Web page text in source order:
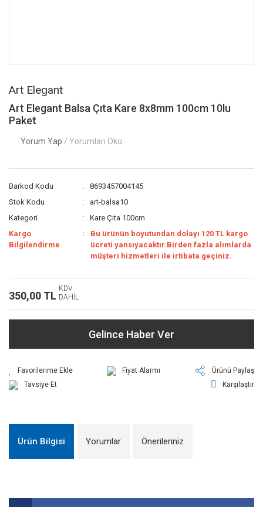
Art Elegant
Art Elegant Balsa Çıta Kare 8x8mm 100cm 10lu
Paket
Yorum Yap / Yorumları Oku
Barkod Kodu
8693457004145
Stok Kodu
art-balsa10
Kategori
Kare Çıta 100cm
Kargo
Bilgilendirme
Bu ürünün boyutundan dolayı 120 TL kargo
ücreti yansıyacaktır.Birden fazla alımlarda
müşteri hizmetleri ile irtibata geçiniz.
350,00 TL
KDV
DAHİL
Gelince Haber Ver
Fiyat Alarmı
Ürünü Paylaş
Tavsiye Et
Karşılaştır
Ürün Bilgisi Yorumlar Önerileriniz